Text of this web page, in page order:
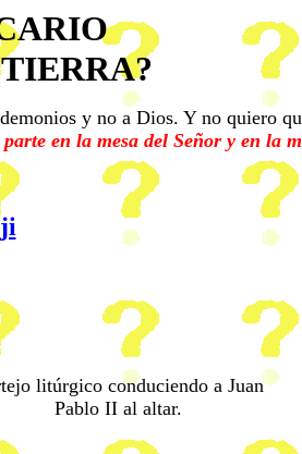
y no a Dios. Y no quiero
en la mesa del Señor y en la
litúrgico conduciendo a Juan
Pablo II al altar.